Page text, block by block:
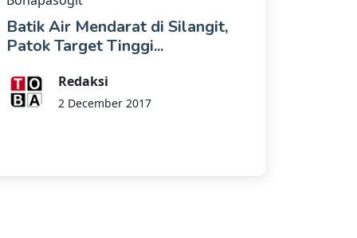
Batik Air Mendarat di Silangit,
Patok Target Tinggi...
Redaksi
2 December 2017